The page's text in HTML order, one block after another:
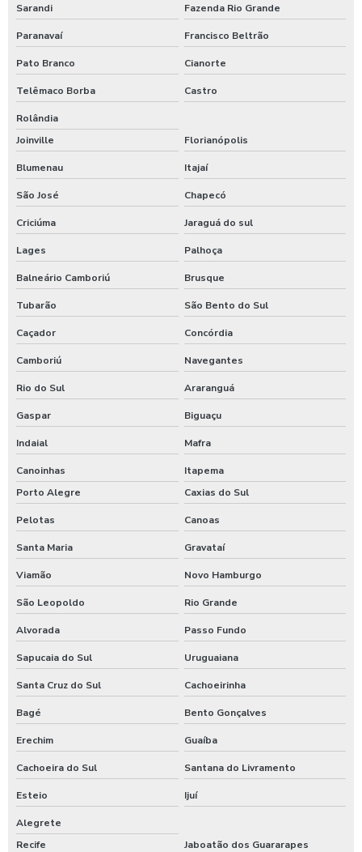
Sarandi Fazenda Rio Grande
Paranavaí Francisco Beltrão
Pato Branco Cianorte
Telêmaco Borba Castro
Rolândia
Joinville
Florianópolis
Blumenau Itajaí
São José Chapecó
Criciúma Jaraguá do sul
Lages Palhoça
Balneário Camboriú Brusque
Tubarão São Bento do Sul
Caçador Concórdia
Camboriú Navegantes
Rio do Sul Araranguá
Gaspar Biguaçu
Indaial Mafra
Canoinhas
Itapema
Porto Alegre
Caxias do Sul
Pelotas Canoas
Santa Maria Gravataí
Viamão Novo Hamburgo
São Leopoldo Rio Grande
Alvorada Passo Fundo
Sapucaia do Sul Uruguaiana
Santa Cruz do Sul Cachoeirinha
Bagé Bento Gonçalves
Erechim Guaíba
Cachoeira do Sul Santana do Livramento
Esteio Ijuí
Alegrete
Recife
Jaboatão dos Guararapes